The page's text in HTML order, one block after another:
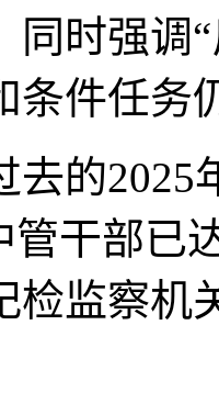
同时强调
条件任务
2025年
管干部已
检监察机